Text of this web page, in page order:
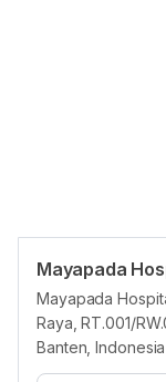
Mayapada
Mayapada
Raya, RT.001/
Banten, Indonesia
Jam reguler
Senin